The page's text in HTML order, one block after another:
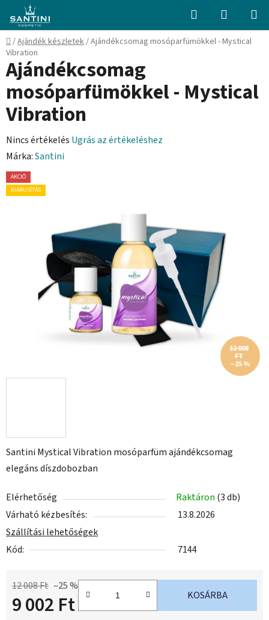
fő
tartalomhoz
Keresés KOSÁR
Kezdőlap
/Ajándék készletek/Ajándékcsomag mosóparfümökkel - Mystical
Vibration
Santini Mystical Vibration mosóparfüm ajándékcsomag
elegáns díszdobozban
Elérhetőség Raktáron (3 db)
Várható kézbesítés:
13.8.2026
Szállítási lehetőségek
Kód:
7144
12 008 Ft –25 %
9 002 Ft KOSÁRBA
Ajándékcsomag
mosóparfümökkel - Mystical
Vibration
A
termék
átlagos
értékelése
Nincs értékelés Ugrás az értékeléshez
Márka:Santini
AKCIÓ
KIÁRUSÍTÁS
12 008
FT
–25 %